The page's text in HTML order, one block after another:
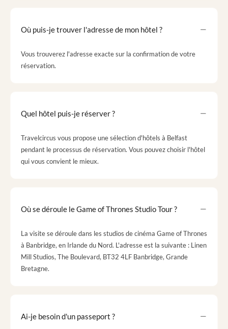
Où puis-je trouver l'adresse de mon hôtel ?
Vous trouverez l'adresse exacte sur la confirmation de votre
réservation.
Quel hôtel puis-je réserver ?
Travelcircus vous propose une sélection d'hôtels à Belfast
pendant le processus de réservation. Vous pouvez choisir l'hôtel
qui vous convient le mieux.
Où se déroule le Game of Thrones Studio Tour ?
La visite se déroule dans les studios de cinéma Game of Thrones
à Banbridge, en Irlande du Nord. L'adresse est la suivante : Linen
Mill Studios, The Boulevard, BT32 4LF Banbridge, Grande
Bretagne.
Ai-je besoin d'un passeport ?